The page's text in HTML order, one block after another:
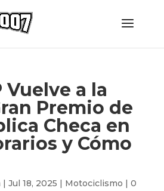
Vuelve a la
Premio de
Checa en
y Cómo
| Jul 18, 2025 | Motociclismo | 0